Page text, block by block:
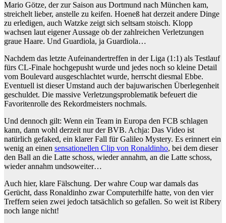
Mario Götze, der zur Saison aus Dortmund nach München kam,
streichelt lieber, anstelle zu keifen. Hoeneß hat derzeit andere Dinge
zu erledigen, auch Watzke zeigt sich seltsam stoisch. Klopp
wachsen laut eigener Aussage ob der zahlreichen Verletzungen
graue Haare. Und Guardiola, ja Guardiola…
Nachdem das letzte Aufeinandertreffen in der Liga (1:1) als Testlauf
fürs CL-Finale hochgepusht wurde und jedes noch so kleine Detail
vom Boulevard ausgeschlachtet wurde, herrscht diesmal Ebbe.
Eventuell ist dieser Umstand auch der bajuwarischen Überlegenheit
geschuldet. Die massive Verletzungsproblematik befeuert die
Favoritenrolle des Rekordmeisters nochmals.
Und dennoch gilt: Wenn ein Team in Europa den FCB schlagen
kann, dann wohl derzeit nur der BVB. Achja: Das Video ist
natürlich gefaked, ein klarer Fall für Galileo Mystery. Es erinnert ein
wenig an einen sensationellen Clip von Ronaldinho, bei dem dieser
den Ball an die Latte schoss, wieder annahm, an die Latte schoss,
wieder annahm undsoweiter…
Auch hier, klare Fälschung. Der wahre Coup war damals das
Gerücht, dass Ronaldinho zwar Computerhilfe hatte, von den vier
Treffern seien zwei jedoch tatsächlich so gefallen. So weit ist Ribery
noch lange nicht!